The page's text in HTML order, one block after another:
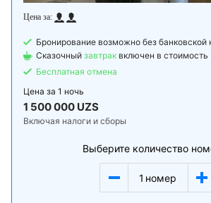
Бронирование возможно без банковской
Сказочный завтрак включен в стоимость
Бесплатная отмена
Цена за 1 ночь
1 500 000 UZS
Включая налоги и сборы
Выберите количество
1 номер